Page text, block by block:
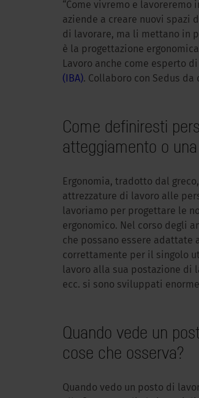
“Come vivremo e
aziende a creare nuovi spazi
di lavorare, ma li mettano in
è la progettazione
Lavoro anche come esperto
(IBA). Collaboro con Sedus
Come definiresti
atteggiamento o
Ergonomia, tradotto dal
attrezzature di lavoro alle
lavoriamo per progettare le
ergonomico. Nel corso degli
che possano essere adattate
correttamente per il singolo
lavoro alla sua postazione di
ecc. si sono sviluppati
Quando vede un
cose che osserva?
Quando vedo un posto di